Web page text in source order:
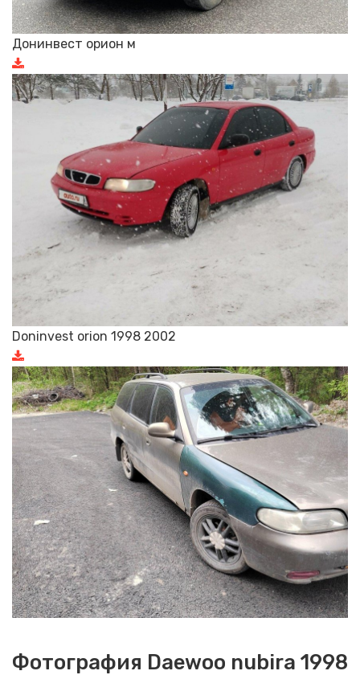
Донинвест орион м
Doninvest orion 1998 2002
Фотография Daewoo nubira 1998